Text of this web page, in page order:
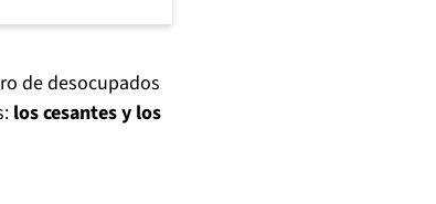
de desocupados
los cesantes y los